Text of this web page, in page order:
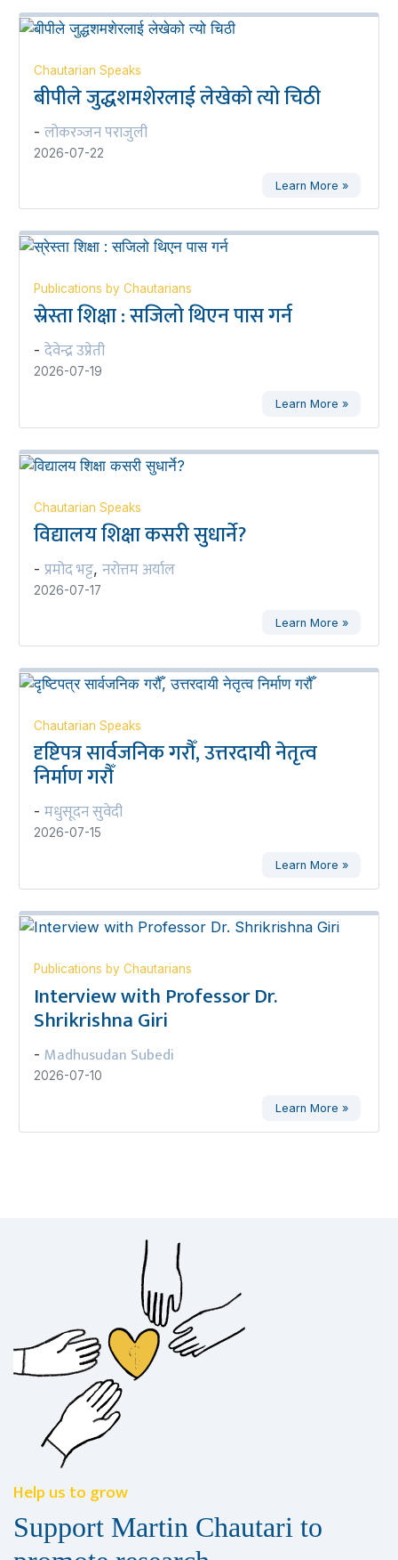
Chautarian Speaks
बीपीले जुद्धशमशेरलाई लेखेको त्यो चिठी
- लोकरञ्‍जन पराजुली
2026-07-22
Learn More »
Publications by Chautarians
स्रेस्ता शिक्षा : सजिलो थिएन पास गर्न
- देवेन्द्र उप्रेती
2026-07-19
Learn More »
Chautarian Speaks
विद्यालय शिक्षा कसरी सुधार्ने?
- प्रमोद भट्ट, नरोत्तम अर्याल
2026-07-17
Learn More »
Chautarian Speaks
दृष्टिपत्र सार्वजनिक गरौँ, उत्तरदायी नेतृत्व
निर्माण गरौँ
- मधुसूदन सुवेदी
2026-07-15
Learn More »
Publications by Chautarians
Interview with Professor Dr.
Shrikrishna Giri
- Madhusudan Subedi
2026-07-10
Learn More »
Help us to grow
Support Martin Chautari to